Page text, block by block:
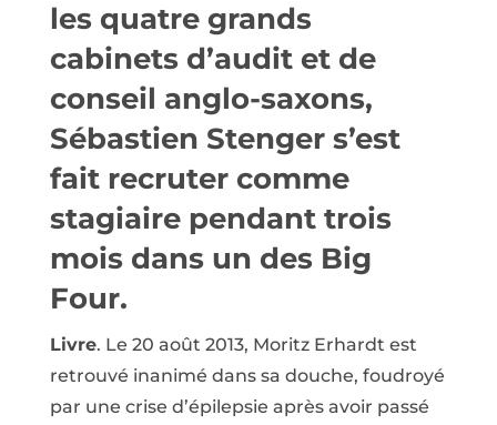
les quatre grands
cabinets d’audit et de
conseil anglo-saxons,
Sébastien Stenger s’est
fait recruter comme
stagiaire pendant trois
mois dans un des Big
Four.
Livre. Le 20 août 2013, Moritz Erhardt est
retrouvé inanimé dans sa douche, foudroyé
par une crise d’épilepsie après avoir passé